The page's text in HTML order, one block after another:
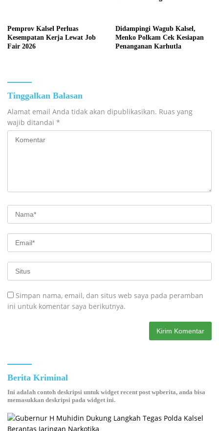
Pemprov Kalsel Perluas
Kesempatan Kerja Lewat Job
Fair 2026
Didampingi Wagub Kalsel,
Menko Polkam Cek Kesiapan
Penanganan Karhutla
Tinggalkan Balasan
Alamat email Anda tidak akan dipublikasikan. Ruas yang
wajib ditandai *
Simpan nama, email, dan situs web saya pada peramban
ini untuk komentar saya berikutnya.
Berita Kriminal
Ini adalah contoh deskripsi untuk widget recent post wpberita, anda bisa
memasukkan deskripsi pada widget ini.